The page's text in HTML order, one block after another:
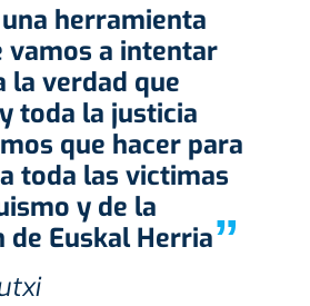
herramienta
vamos a intentar
la verdad que
toda la justicia
que hacer para
toda las victimas
y de la
de Euskal Herria”